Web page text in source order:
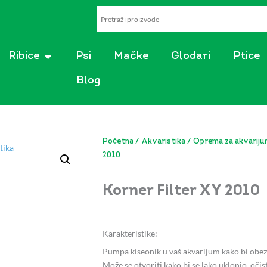
AKVARISTIKA
Ribice OPEN RIBICE
Psi Mačke Glodari Ptice
Blog
Početna / Akvaristika / Oprema za
2010
Korner Filter XY 2010
Karakteristike:
Pumpa kiseonik u vaš akvarijum kako bi
Može se otvoriti kako bi se lako uklonio,